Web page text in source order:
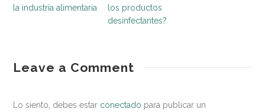
la industria alimentaria
los productos
desinfectantes?
saludable¿Cada
deben
Leave a Comment
Lo siento, debes estar conectado para publicar un